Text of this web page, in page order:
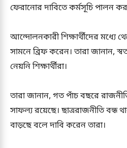
ফেরানোর দাবিতে কর্মসূচি পালন
আন্দোলনকারী শিক্ষার্থীদের মধ্যে
সামনে ব্রিফ করেন। তারা জানান,
নেয়নি শিক্ষার্থীরা।
তারা জানান, গত পাঁচ বছরে
সাফল্য রয়েছে। ছাত্ররাজনীতি
বাড়ছে বলে দাবি করেন তারা।